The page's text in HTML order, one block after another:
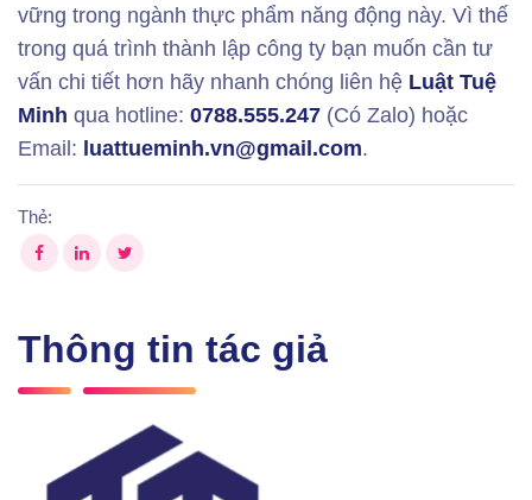
vững trong ngành thực phẩm năng động này. Vì thế
trong quá trình thành lập công ty bạn muốn cần tư
vấn chi tiết hơn hãy nhanh chóng liên hệ Luật Tuệ
Minh qua hotline: 0788.555.247 (Có Zalo) hoặc
Email: luattueminh.vn@gmail.com.
Thẻ:
Thông tin tác giả